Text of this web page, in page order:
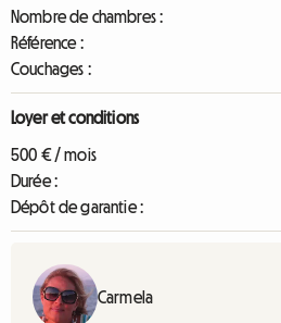
Nombre de chambres :
Référence :
Couchages :
Loyer et conditions
500 € / mois
Durée :
Dépôt de garantie :
Carmela